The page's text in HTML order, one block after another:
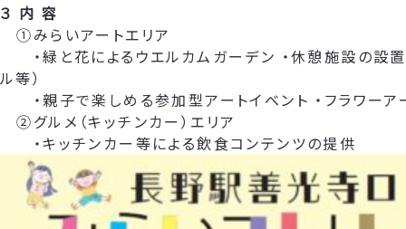
３ 内 容
①みらいアートエリア
・緑と花によるウエルカムガーデン ・休憩施設の設置
ル等）
・親子で楽しめる参加型アートイベント ・フラワーア
②グルメ（キッチンカー）エリア
・キッチンカー等による飲食コンテンツの提供